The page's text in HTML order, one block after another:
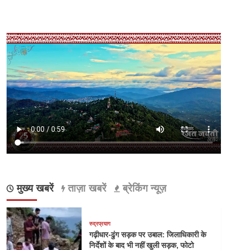
मुख्य खबरें ताज़ा खबरें ब्रेकिंग न्यूज़
रुद्रप्रयाग
गढ़ीधार-ढुंग सड़क पर उबाल: जिलाधिकारी के
निर्देशों के बाद भी नहीं खुली सड़क, फोटो